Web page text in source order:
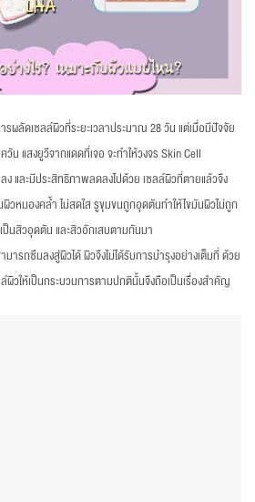
ผลัดเซลล์ผิวที่ระยะเวลาประมาณ 28 วัน แต่เมื่อมีปัจจัย
แสงยูวีจากแดดที่เจอ จะทำให้วงจร Skin Cell
และมีประสิทธิภาพลดลงไปด้วย เซลล์ผิวที่ตายแล้วจึง
วหมองคล้ำ ไม่สดใส รูขุมขนถูกอุดตันทำให้ไขมันผิวไม่ถูก
นสิวอุดตัน และสิวอักเสบตามกันมา
ารถซึมลงสู่ผิวได้ ผิวจึงไม่ได้รับการบำรุงอย่างเต็มที่ ด้วย
วให้เป็นกระบวนการตามปกตินั้นจึงถือเป็นเรื่องสำคัญ